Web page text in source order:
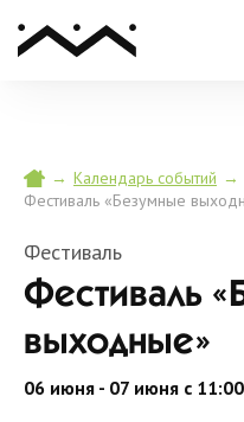
→ Календарь событий →
Фестиваль «Безумные
Фестиваль
Фестиваль
выходные»
06 июня - 07 июня с